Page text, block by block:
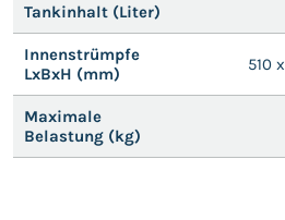
Tankinhalt (Liter)
Innenstrümpfe
LxBxH (mm)
510
Maximale
Belastung (kg)